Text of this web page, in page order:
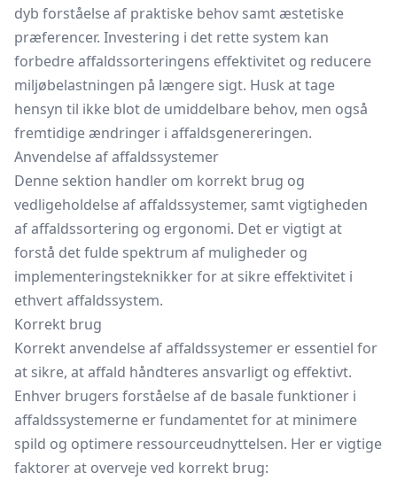
dyb forståelse af praktiske behov samt æstetiske
præferencer. Investering i det rette system kan
forbedre affaldssorteringens effektivitet og reducere
miljøbelastningen på længere sigt. Husk at tage
hensyn til ikke blot de umiddelbare behov, men også
fremtidige ændringer i affaldsgenereringen.
Anvendelse af affaldssystemer
Denne sektion handler om korrekt brug og
vedligeholdelse af affaldssystemer, samt vigtigheden
af affaldssortering og ergonomi. Det er vigtigt at
forstå det fulde spektrum af muligheder og
implementeringsteknikker for at sikre effektivitet i
ethvert affaldssystem.
Korrekt brug
Korrekt anvendelse af affaldssystemer er essentiel for
at sikre, at affald håndteres ansvarligt og effektivt.
Enhver brugers forståelse af de basale funktioner i
affaldssystemerne er fundamentet for at minimere
spild og optimere ressourceudnyttelsen. Her er vigtige
faktorer at overveje ved korrekt brug: